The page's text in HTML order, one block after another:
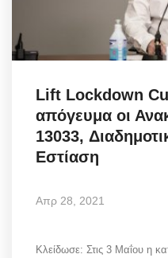
Elections 2023
Γλώσσα
Ελληνικά English
Lift Lockdown
απόγευμα οι
13033,
Εστίαση
Απρ 28, 2021
Κλείδωσε: Στις 3 Μαΐου η